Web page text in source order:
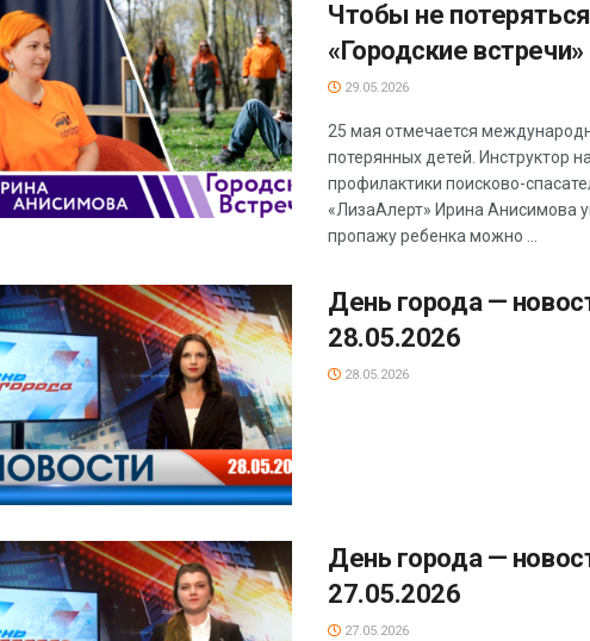
Чтобы не
«Городские встречи»
29.05.2026
25 мая отмечается
потерянных детей. Инструктор
профилактики поисково-
«ЛизаАлерт» Ирина Анисимова
пропажу ребенка можно ...
День города —
28.05.2026
28.05.2026
День города —
27.05.2026
27.05.2026